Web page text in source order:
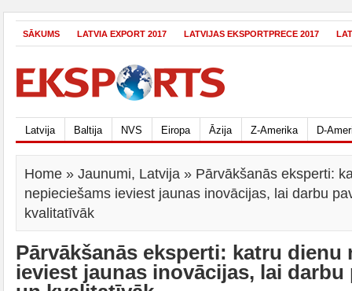
SĀKUMS LATVIA EXPORT 2017 LATVIJAS EKSPORTPRECE 2017
Latvija Baltija NVS Eiropa Āzija Z-Amerika D-
Home » Jaunumi, Latvija » Pārvākšanās eksperti:
nepieciešams ieviest jaunas inovācijas, lai darbu
kvalitatīvāk
Pārvākšanās eksperti: katru dienu
ieviest jaunas inovācijas, lai darbu